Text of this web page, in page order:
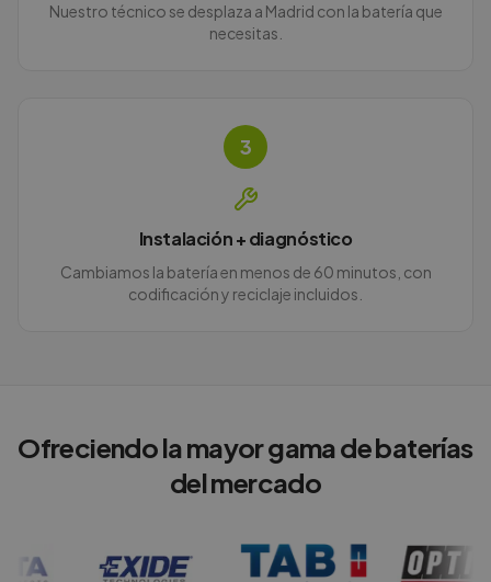
Nuestro técnico se desplaza a Madrid con la batería que
necesitas.
3
Instalación + diagnóstico
Cambiamos la batería en menos de 60 minutos, con
codificación y reciclaje incluidos.
Ofreciendo la mayor gama de baterías
del mercado